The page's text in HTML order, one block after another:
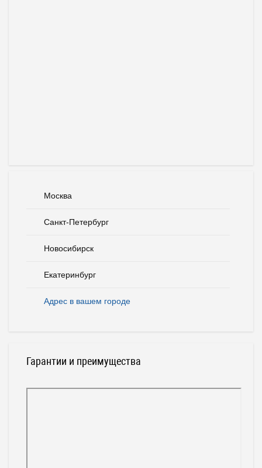
Москва
Санкт-Петербург
Новосибирск
Екатеринбург
Адрес в вашем городе
Гарантии и преимущества